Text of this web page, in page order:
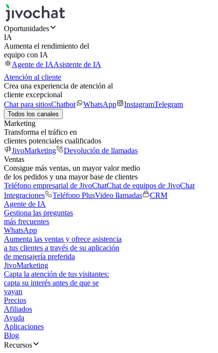
Oportunidades
IA
Aumenta el rendimiento del
equipo con IA
Agente de IAAsistente de IA
Atención al cliente
Crea una experiencia de atención al
cliente excepcional
Chat para sitiosChatbot WhatsApp InstagramTelegram
Todos los canales
Marketing
Transforma el tráfico en
clientes potenciales cualificados
JivoMarketing
Devolución de llamadas
Ventas
Consigue más ventas, un mayor valor medio
de los pedidos y una mayor base de clientes
Teléfono empresarial de JivoChatChat de equipos de JivoChat
Integraciones
Teléfono PlusVideo llamadas
CRM
Agente de IA
Gestiona las preguntas
más frecuentes
WhatsApp
Aumenta las ventas y ofrece asistencia
a tus clientes a través de su aplicación
de mensajería preferida
JivoMarketing
Capta la atención de tus visitantes:
capta su interés antes de que se
vayan
Precios
Afiliados
Ayuda
Aplicaciones
Blog
Recursos